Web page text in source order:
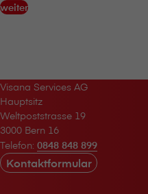
weiter
V⁠i⁠s⁠a⁠n⁠a Services AG
Hauptsitz
Weltpoststrasse 19
3000 Bern 16
Telefon: 0848 848 899
Kontaktformular